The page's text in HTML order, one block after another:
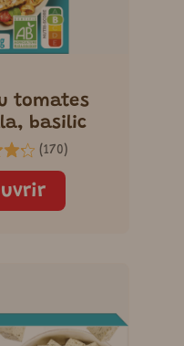
tomates
basilic
(170)